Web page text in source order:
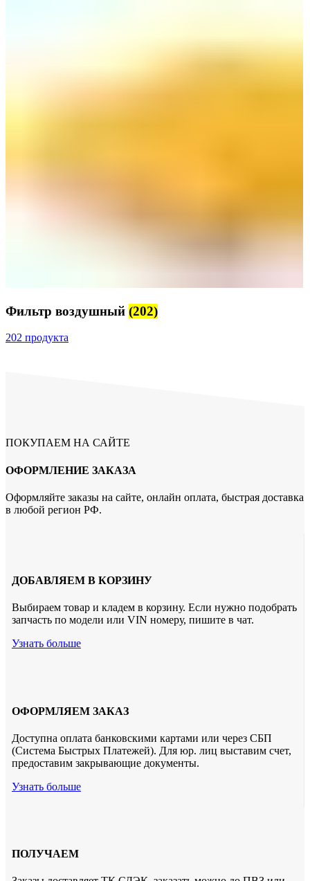
Фильтр воздушный (202)
202 продукта
ПОКУПАЕМ НА САЙТЕ
ОФОРМЛЕНИЕ ЗАКАЗА
Оформляйте заказы на сайте, онлайн оплата, быстрая доставка
в любой регион РФ.
ДОБАВЛЯЕМ В КОРЗИНУ
Выбираем товар и кладем в корзину. Если нужно подобрать
запчасть по модели или VIN номеру, пишите в чат.
Узнать больше
ОФОРМЛЯЕМ ЗАКАЗ
Доступна оплата банковскими картами или через СБП
(Система Быстрых Платежей). Для юр. лиц выставим счет,
предоставим закрывающие документы.
Узнать больше
ПОЛУЧАЕМ